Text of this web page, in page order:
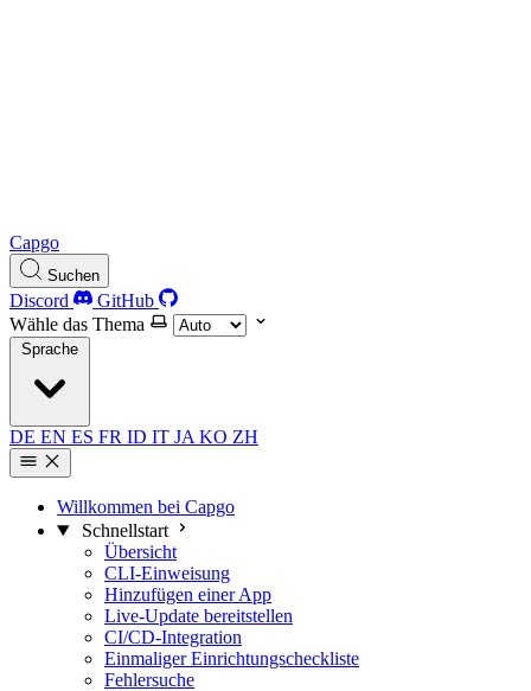
Capgo
Suchen
Discord
GitHub
Wähle das Thema
Sprache
DE EN ES FR ID IT JA KO ZH
Willkommen bei Capgo
Schnellstart
Übersicht
CLI-Einweisung
Hinzufügen einer App
Live-Update bereitstellen
CI/CD-Integration
Einmaliger Einrichtungscheckliste
Fehlersuche